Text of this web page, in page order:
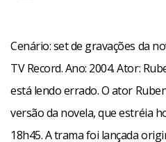
Cenário: set de gravações da
TV Record. Ano: 2004. Ator:
está lendo errado. O ator
versão da novela, que estréia
18h45. A trama foi lançada